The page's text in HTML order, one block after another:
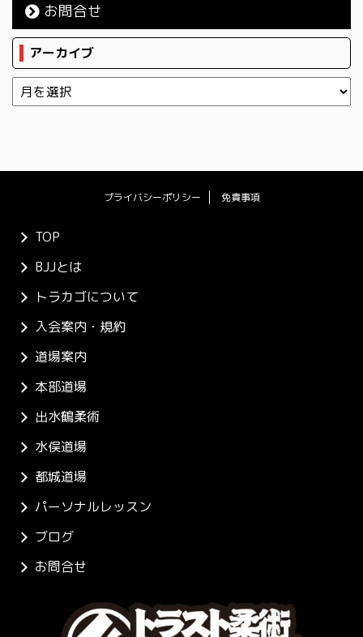
お問合せ
アーカイブ
プライバシーポリシー 免責事項
TOP
BJJとは
トラカゴについて
入会案内・規約
道場案内
本部道場
出水鶴柔術
水俣道場
都城道場
パーソナルレッスン
ブログ
お問合せ